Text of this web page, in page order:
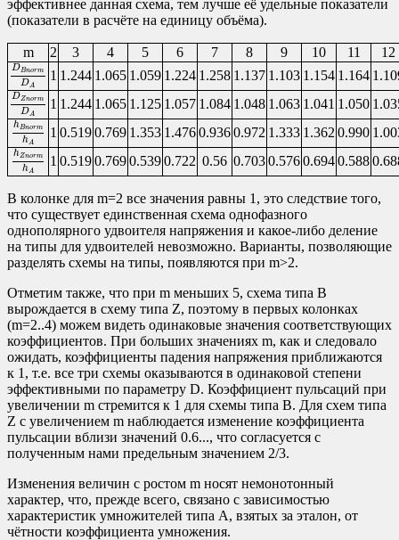
эффективнее данная схема, тем лучше её удельные показатели
(показатели в расчёте на единицу объёма).
m 2 3 4 5 6 7 8 9 10 11 12
DBnorm
DA
DBnormDA
1 1.244 1.065 1.059 1.224 1.258 1.137 1.103 1.154 1.164
DZnorm
DA
DZnormDA
1 1.244 1.065 1.125 1.057 1.084 1.048 1.063 1.041 1.050
hBnorm
hA
hBnormhA
1 0.5190.769 1.353 1.4760.9360.972 1.333 1.362 0.990
hZnorm
hA
hZnormhA
1 0.5190.7690.5390.722 0.56 0.7030.5760.6940.588
В колонке для m=2 все значения равны 1, это следствие того,
что существует единственная схема однофазного
однополярного удвоителя напряжения и какое-либо деление
на типы для удвоителей невозможно. Варианты, позволяющие
разделять схемы на типы, появляются при m>2.
Отметим также, что при m меньших 5, схема типа B
вырождается в схему типа Z, поэтому в первых колонках
(m=2..4) можем видеть одинаковые значения соответствующих
коэффициентов. При больших значениях m, как и следовало
ожидать, коэффициенты падения напряжения приближаются
к 1, т.е. все три схемы оказываются в одинаковой степени
эффективными по параметру D. Коэффициент пульсаций при
увеличении m стремится к 1 для схемы типа B. Для схем типа
Z с увеличением m наблюдается изменение коэффициента
пульсации вблизи значений 0.6..., что согласуется с
полученным нами предельным значением 2/3.
Изменения величин с ростом m носят немонотонный
характер, что, прежде всего, связано с зависимостью
характеристик умножителей типа A, взятых за эталон, от
чётности коэффициента умножения.